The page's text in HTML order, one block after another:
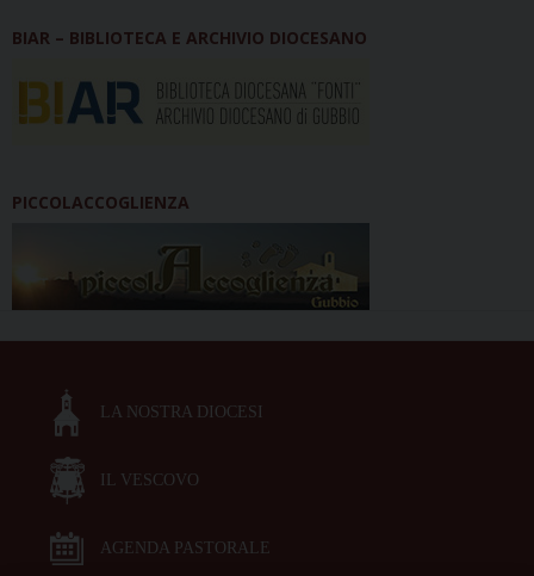
BIAR – BIBLIOTECA E ARCHIVIO DIOCESANO
PICCOLACCOGLIENZA
LA NOSTRA DIOCESI
IL VESCOVO
AGENDA PASTORALE